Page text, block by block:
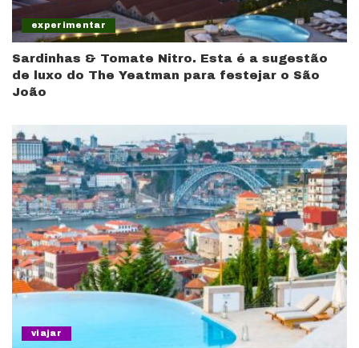
experimentar
Sardinhas & Tomate Nitro. Esta é a sugestão
de luxo do The Yeatman para festejar o São
João
viajar